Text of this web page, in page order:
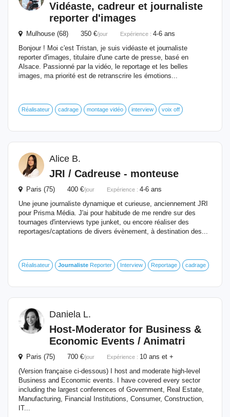
Vidéaste, cadreur et journaliste
reporter d'images
Mulhouse (68) 350 €/jour Expérience : 4-6 ans
Bonjour ! Moi c'est Tristan, je suis vidéaste et journaliste
reporter d'images, titulaire d'une carte de presse, basé en
Alsace. Passionné par la vidéo, le reportage et les belles
images, ma priorité est de retranscrire les émotions...
Réalisateur cadrage montage vidéo interview voix off
Alice B.
JRI / Cadreuse - monteuse
Paris (75) 400 €/jour Expérience : 4-6 ans
Une jeune journaliste dynamique et curieuse, anciennement JRI
pour Prisma Média. J'ai pour habitude de me rendre sur des
tournages d'interviews type junket, ou encore réaliser des
reportages/captations de divers évènement, à destination des...
Réalisateur Journaliste Reporter Interview Reportage cadrage
Daniela L.
Host-Moderator for Business &
Economic Events / Animatri
Paris (75) 700 €/jour Expérience : 10 ans et +
(Version française ci-dessous) I host and moderate high-level
Business and Economic events. I have covered every sector
including the largest conferences of Government, Real Estate,
Manufacturing, Financial Institutions, Consumer, Construction,
IT...